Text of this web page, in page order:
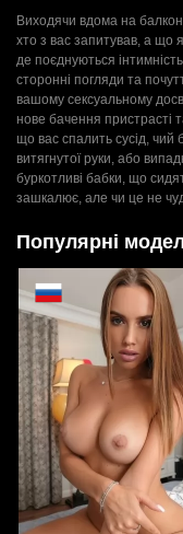
Виходячи вдома на
хто з вас запитував, а що
де поєднуються
сторонні погляди та
вашому сексуальному
нове бачення пристрасті
що вас спалить сусід, чий
витягнутої руки, або
буркотливі бабки, що
зашкалює, але чи це не
Популярні